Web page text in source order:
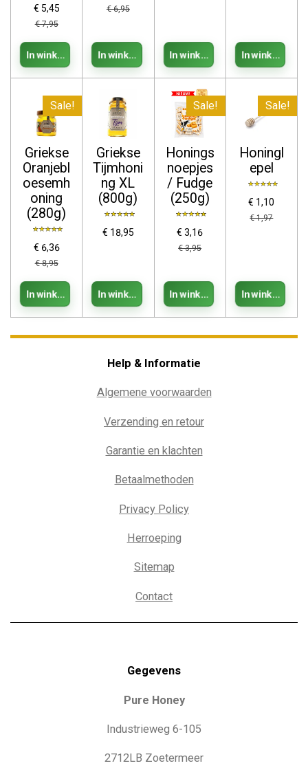
€ 5,45
€ 7,95
In winkelwagen
€ 6,95
In winkelwagen In winkelwagen In
Sale!
Griekse
Oranjebl
oesemh
oning
(280g)
€ 6,36
€ 8,95
In winkelwagen
Griekse
Tijmhoni
ng XL
(800g)
€ 18,95
In winkelwagen
Sale!
Honings
noepjes
/ Fudge
(250g)
€ 3,16
€ 3,95
In winkelwagen
Sale!
Honingl
epel
€ 1,10
€ 1,97
In
Help & Informatie
Algemene voorwaarden
Verzending en retour
Garantie en klachten
Betaalmethoden
Privacy Policy
Herroeping
Sitemap
Contact
Gegevens
Pure Honey
Industrieweg 6-105
2712LB Zoetermeer